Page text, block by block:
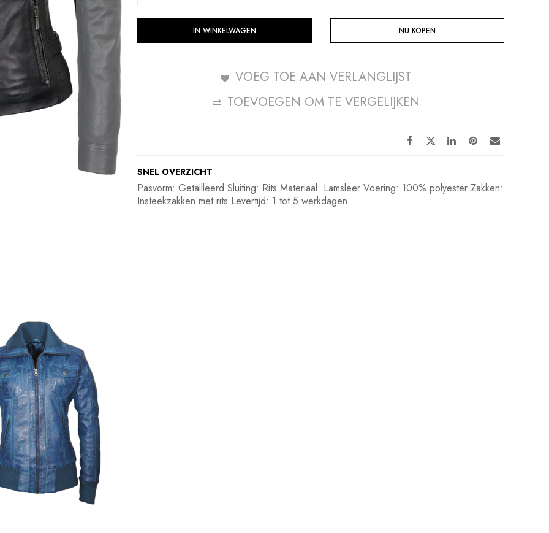
IN WINKELWAGEN NU KOPEN
VOEG TOE AAN VERLANGLIJST
TOEVOEGEN OM TE VERGELIJKEN
SNEL OVERZICHT
Pasvorm: Getailleerd Sluiting: Rits Materiaal: Lamsleer Voering: 100% polyester Zakken:
Insteekzakken met rits Levertijd: 1 tot 5 werkdagen